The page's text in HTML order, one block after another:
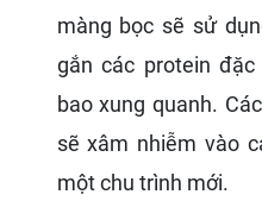
màng bọc sẽ sử
gắn các protein
bao xung quanh.
sẽ xâm nhiễm vào
một chu trình mới.